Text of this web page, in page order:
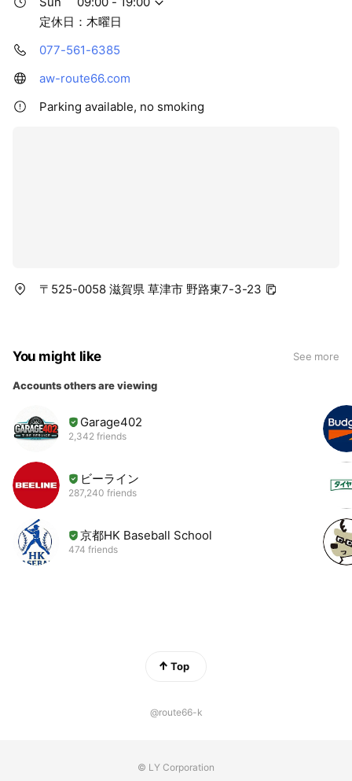
定休日：木曜日
077-561-6385
aw-route66.com
Parking available, no smoking
〒525-0058 滋賀県 草津市 野路東7-3-23
You might like See more
Accounts others are viewing
Garage402
2,342 friends
ビーライン
287,240 friends
京都HK Baseball School
474 friends
Top
@route66-k
© LY Corporation